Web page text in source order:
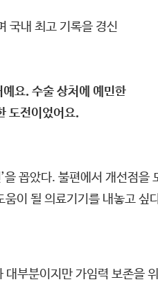
국내 최고 기록을 경신
요. 수술 상처에 예민한
도전이었어요.
꼽았다. 불편에서 개선점을
이 될 의료기기를 내놓고 싶
부분이지만 가임력 보존을